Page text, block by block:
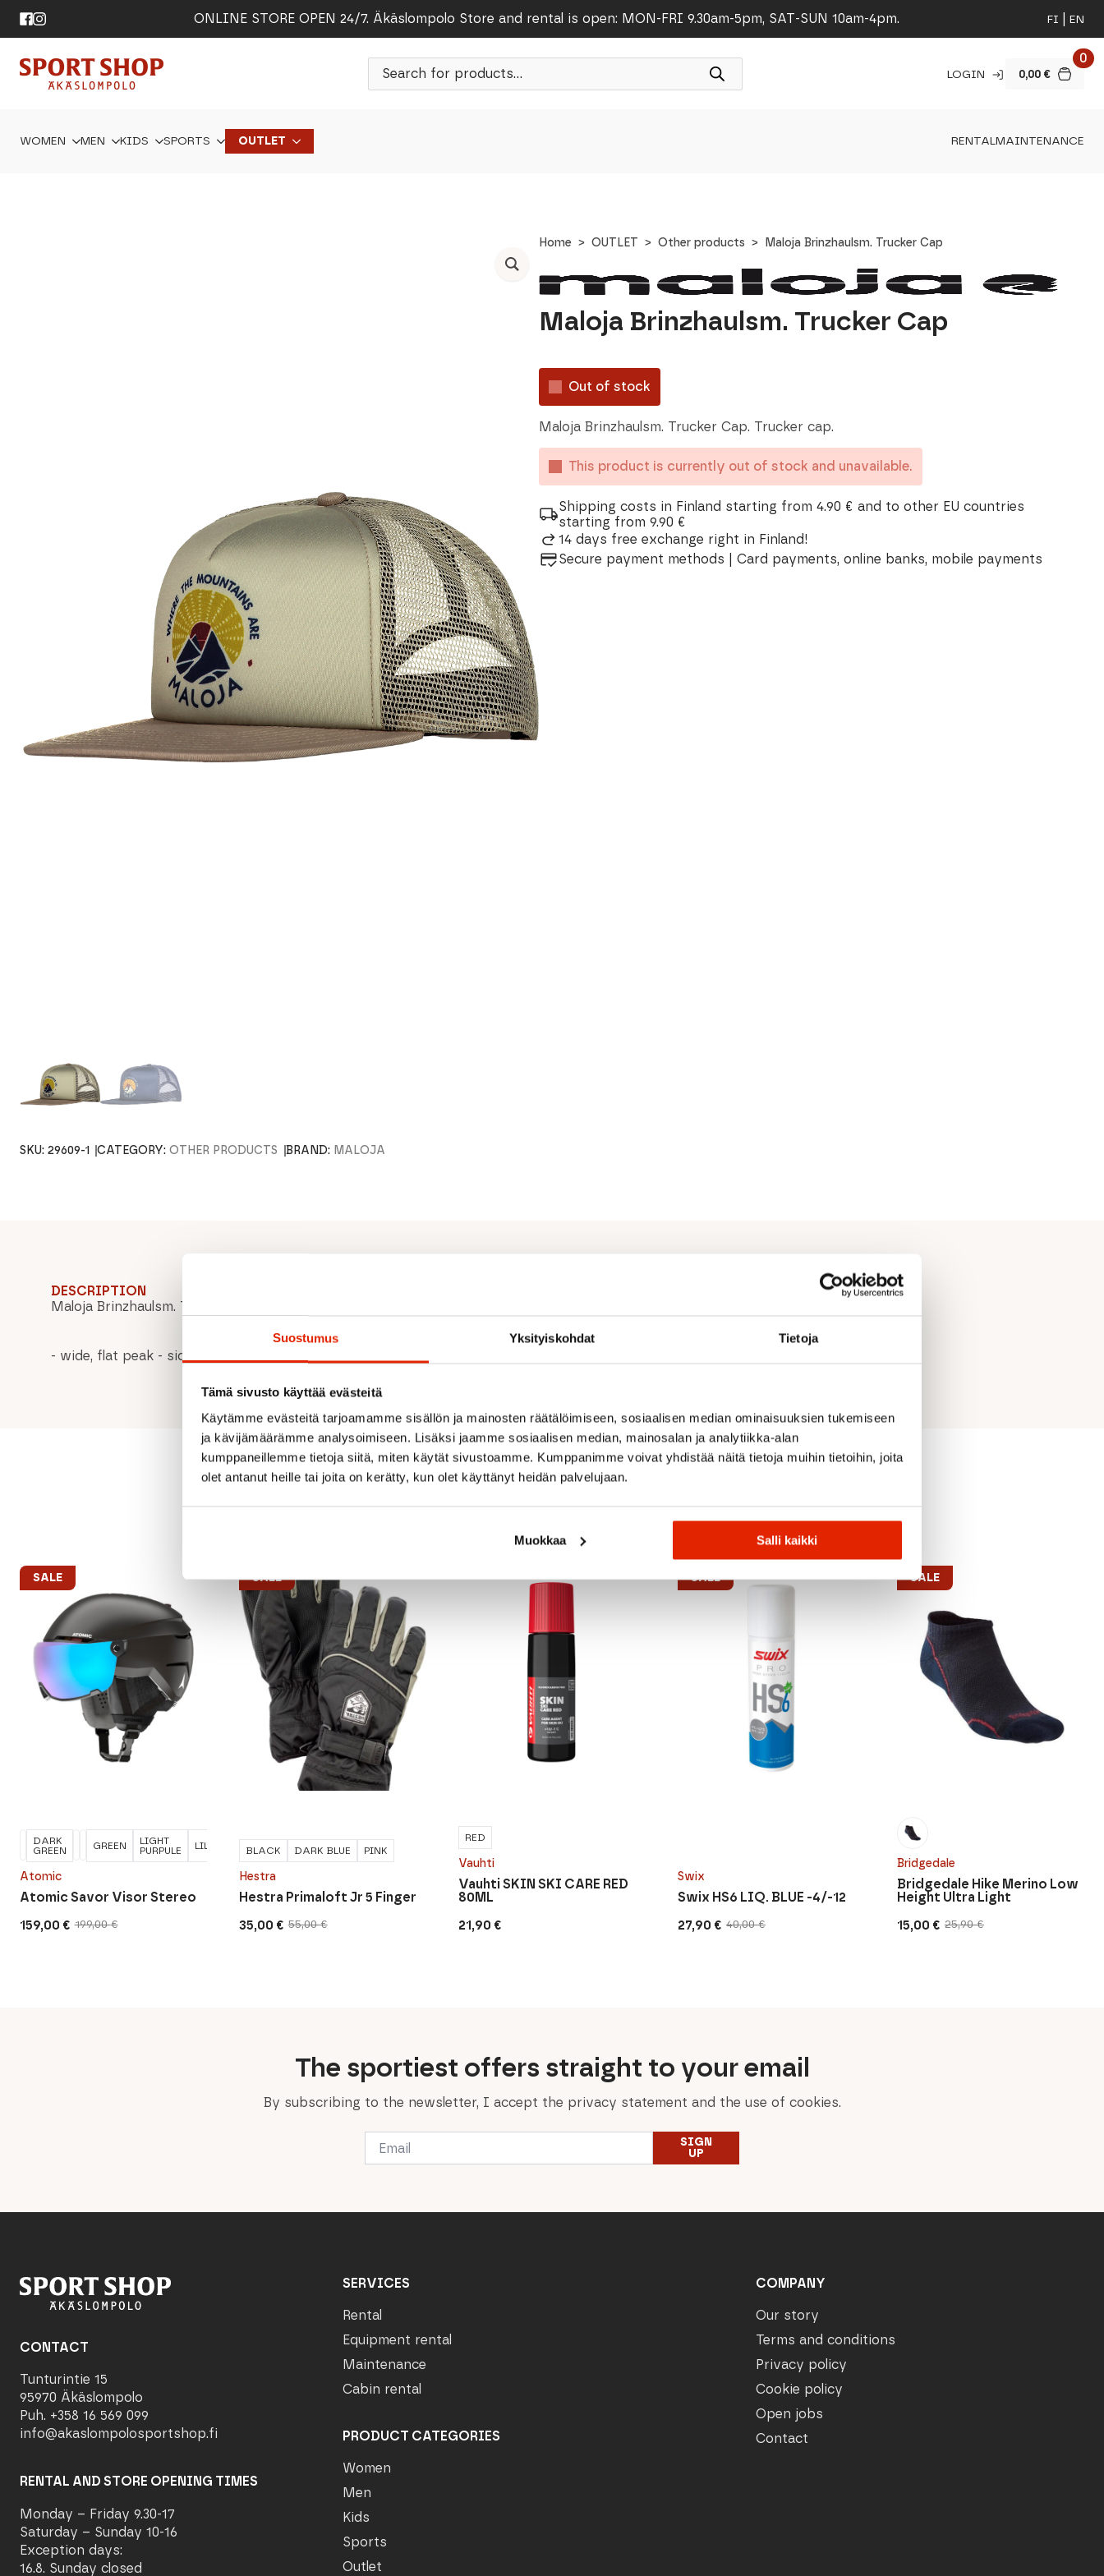
Suostumus Yksityiskohdat Tietoja
Tämä sivusto käyttää evästeitä
Käytämme evästeitä tarjoamamme sisällön ja mainosten räätälöimiseen, sosiaalisen median ominaisuuksien tukemiseen
ja kävijämäärämme analysoimiseen. Lisäksi jaamme sosiaalisen median, mainosalan ja analytiikka-alan
kumppaneillemme tietoja siitä, miten käytät sivustoamme. Kumppanimme voivat yhdistää näitä tietoja muihin tietoihin, joita
olet antanut heille tai joita on kerätty, kun olet käyttänyt heidän palvelujaan.
Muokkaa Salli kaikki
ONLINE STORE OPEN 24/7. Äkäslompolo Store and rental is open: MON-FRI 9.30am-5pm, SAT-SUN 10am-4pm. FI EN
Products
search
LOGIN 0,00 €
0
WOMEN MEN KIDS SPORTS OUTLET RENTALMAINTENANCE
Home OUTLET Other products Maloja Brinzhaulsm. Trucker Cap
Maloja Brinzhaulsm. Trucker Cap
Out of stock
Maloja Brinzhaulsm. Trucker Cap. Trucker cap.
This product is currently out of stock and unavailable.
Shipping costs in Finland starting from 4.90 € and to other EU countries
starting from 9.90 €
14 days free exchange right in Finland!
Secure payment methods | Card payments, online banks, mobile payments
SKU: 29609-1 CATEGORY:OTHER PRODUCTS BRAND: MALOJA
DESCRIPTION
Maloja Brinzhaulsm. Trucker Cap
- wide, flat peak - side Mesh inserts - adjustable - front print
Atomic
SALE
199,00€
Original
159,00 €
Current
Atomic Savor Visor Stereo
DARK
GREEN
GREEN
LIGHT
PURPULE
LILAC MAROON OCEAN
Hestra
SALE
55,00€
Original
35,00 €
Current
Hestra Primaloft Jr 5 Finger
BLACK DARK BLUE PINK
Vauhti
21,90 €
Vauhti SKIN SKI CARE RED
80ML
RED
Swix
SALE
40,00€
Original
27,90 €
Current
Swix HS6 LIQ. BLUE -4/-12
Bridgedale
SALE
25,90€
Original
15,00 €
Current
Bridgedale Hike Merino Low
Height Ultra Light
The sportiest offers straight to your email
By subscribing to the newsletter, I accept the privacy statement and the use of cookies.
Email
SIGN
UP
CONTACT
Tunturintie 15
95970 Äkäslompolo
Puh. +358 16 569 099
info@akaslompolosportshop.fi
RENTAL AND STORE OPENING TIMES
Monday – Friday 9.30-17
Saturday – Sunday 10-16
Exception days:
16.8. Sunday closed
SERVICES
Rental
Equipment rental
Maintenance
Cabin rental
PRODUCT CATEGORIES
Women
Men
Kids
Sports
Outlet
COMPANY
Our story
Terms and conditions
Privacy policy
Cookie policy
Open jobs
Contact